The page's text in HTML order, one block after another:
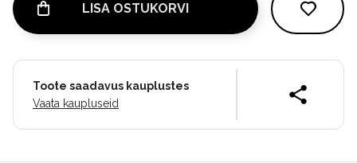
LISA OSTUKORVI
Toote saadavus kauplustes
Vaata kaupluseid